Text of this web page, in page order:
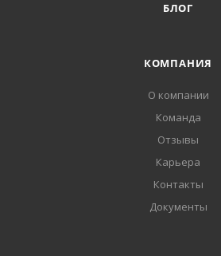
БЛОГ
КОМПАНИЯ
О компании
Команда
Отзывы
Карьера
Контакты
Документы